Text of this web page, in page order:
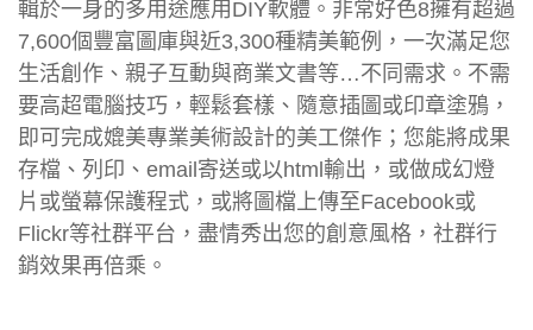
輯於一身的多用途應用DIY軟體。非常好色8擁有超過
7,600個豐富圖庫與近3,300種精美範例，一次滿足您
生活創作、親子互動與商業文書等…不同需求。不需
要高超電腦技巧，輕鬆套樣、隨意插圖或印章塗鴉，
即可完成媲美專業美術設計的美工傑作；您能將成果
存檔、列印、email寄送或以html輸出，或做成幻燈
片或螢幕保護程式，或將圖檔上傳至Facebook或
Flickr等社群平台，盡情秀出您的創意風格，社群行
銷效果再倍乘。